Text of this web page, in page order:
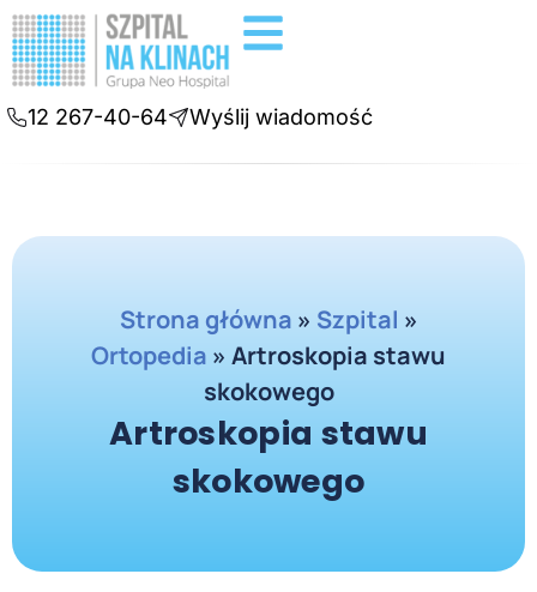
12 267-40-64 Wyślij wiadomość
Strona główna » Szpital »
Ortopedia » Artroskopia stawu
skokowego
Artroskopia stawu
skokowego